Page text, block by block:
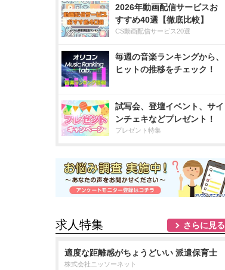
2026年動画配信サービスお
すすめ40選【徹底比較】
CS動画配信サービス20選
毎週の音楽ランキングから、
ヒットの推移をチェック！
試写会、登壇イベント、サイ
ンチェキなどプレゼント！
プレゼント特集
求人特集 さらに見る
適度な距離感がちょうどいい 派遣保育士
株式会社ニッソーネット